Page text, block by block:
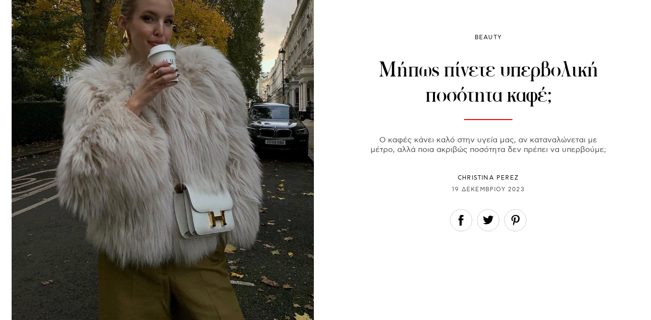
BEAUTY
Μήπως πίνετε υπερβολική
ποσότητα καφέ;
Ο καφές κάνει καλό στην υγεία μας, αν καταναλώνεται με
μέτρο, αλλά ποια ακριβώς ποσότητα δεν πρέπει να υπερβούμε;
CHRISTINA PEREZ
19 ΔΕΚΕΜΒΡΊΟΥ 2023